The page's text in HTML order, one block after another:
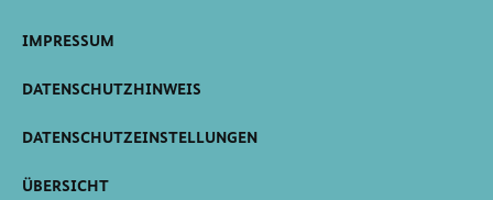
IMPRESSUM
DATENSCHUTZHINWEIS
DATENSCHUTZEINSTELLUNGEN
ÜBERSICHT